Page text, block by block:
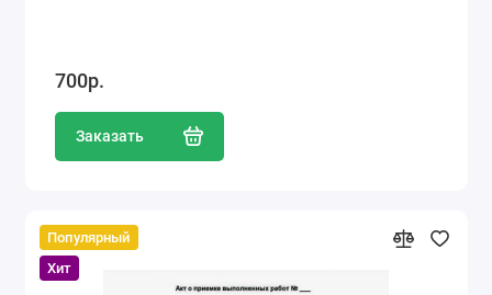
700р.
Заказать
Популярный
Хит